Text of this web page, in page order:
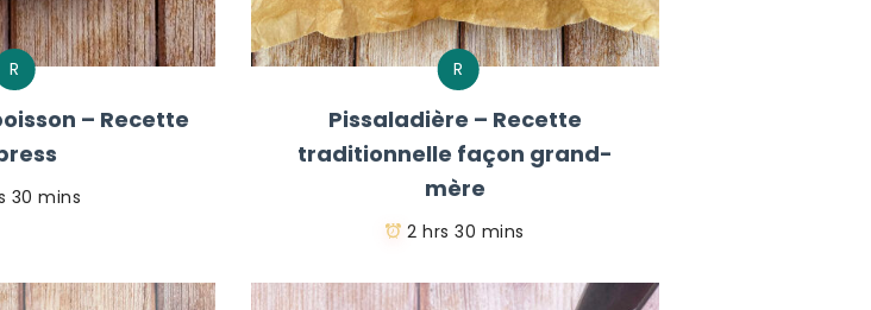
R
– Recette
30 mins
R
Pissaladière – Recette
traditionnelle façon grand-
mère
2 hrs 30 mins